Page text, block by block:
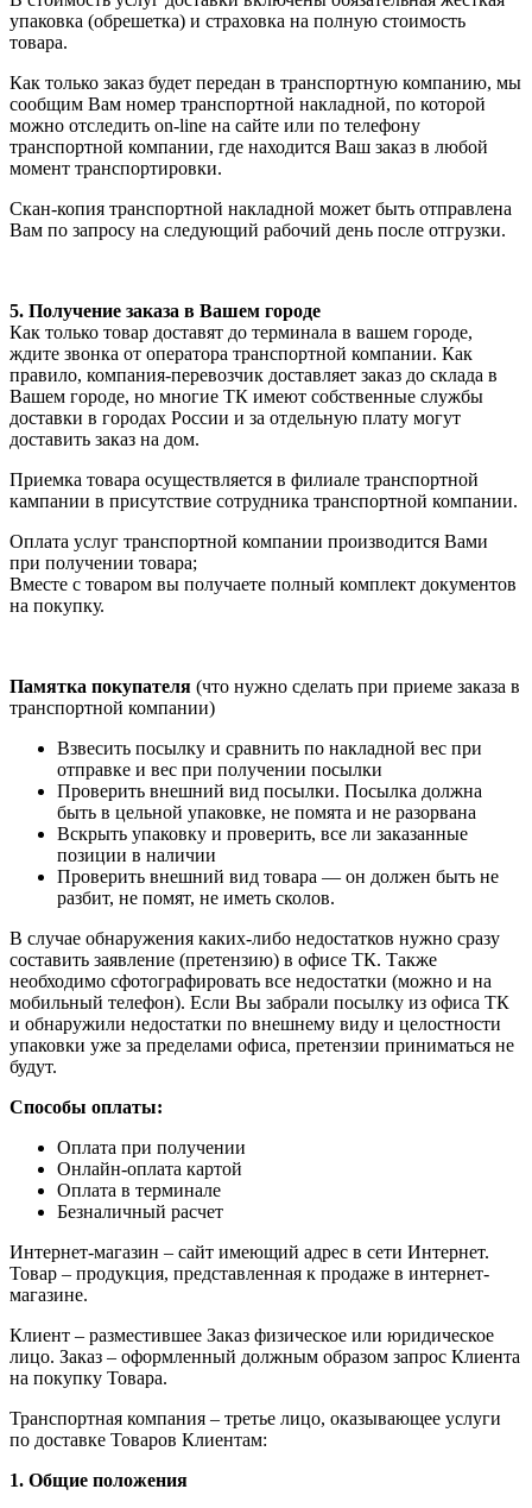
упаковка (обрешетка) и страховка на полную стоимость
товара.
Как только заказ будет передан в транспортную компанию, мы
сообщим Вам номер транспортной накладной, по которой
можно отследить on-line на сайте или по телефону
транспортной компании, где находится Ваш заказ в любой
момент транспортировки.
Скан-копия транспортной накладной может быть отправлена
Вам по запросу на следующий рабочий день после отгрузки.
5. Получение заказа в Вашем городе
Как только товар доставят до терминала в вашем городе,
ждите звонка от оператора транспортной компании. Как
правило, компания-перевозчик доставляет заказ до склада в
Вашем городе, но многие ТК имеют собственные службы
доставки в городах России и за отдельную плату могут
доставить заказ на дом.
Приемка товара осуществляется в филиале транспортной
кампании в присутствие сотрудника транспортной компании.
Оплата услуг транспортной компании производится Вами
при получении товара;
Вместе с товаром вы получаете полный комплект документов
на покупку.
Памятка покупателя (что нужно сделать при приеме заказа в
транспортной компании)
Взвесить посылку и сравнить по накладной вес при
отправке и вес при получении посылки
Проверить внешний вид посылки. Посылка должна
быть в цельной упаковке, не помята и не разорвана
Вскрыть упаковку и проверить, все ли заказанные
позиции в наличии
Проверить внешний вид товара — он должен быть не
разбит, не помят, не иметь сколов.
В случае обнаружения каких-либо недостатков нужно сразу
составить заявление (претензию) в офисе ТК. Также
необходимо сфотографировать все недостатки (можно и на
мобильный телефон). Если Вы забрали посылку из офиса ТК
и обнаружили недостатки по внешнему виду и целостности
упаковки уже за пределами офиса, претензии приниматься не
будут.
Способы оплаты:
Оплата при получении
Онлайн-оплата картой
Оплата в терминале
Безналичный расчет
Интернет-магазин – сайт имеющий адрес в сети Интернет.
Товар – продукция, представленная к продаже в интернет-
магазине.
Клиент – разместившее Заказ физическое или юридическое
лицо. Заказ – оформленный должным образом запрос Клиента
на покупку Товара.
Транспортная компания – третье лицо, оказывающее услуги
по доставке Товаров Клиентам:
1. Общие положения